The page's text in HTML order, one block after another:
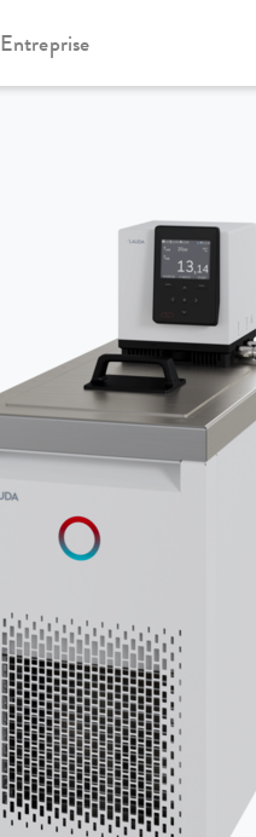
Entreprise